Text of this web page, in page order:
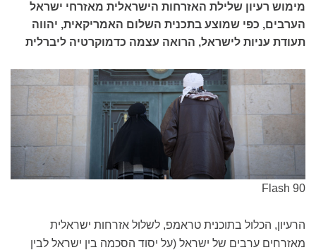
מימוש רעיון שלילת האזרחות הישראלית מאזרחי ישראל
הערבים, כפי שמוצע בתכנית השלום האמריקאית, יהווה
תעודת עניות לישראל, הרואה עצמה כדמוקרטיה ליברלית
Flash 90
הרעיון, הכלול בתוכנית טראמפ, לשלול אזרחות ישראלית
מאזרחים ערבים של ישראל (על יסוד הסכמה בין ישראל לבין